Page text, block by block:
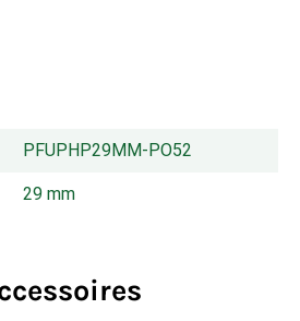
PFUPHP29MM-PO52
29 mm